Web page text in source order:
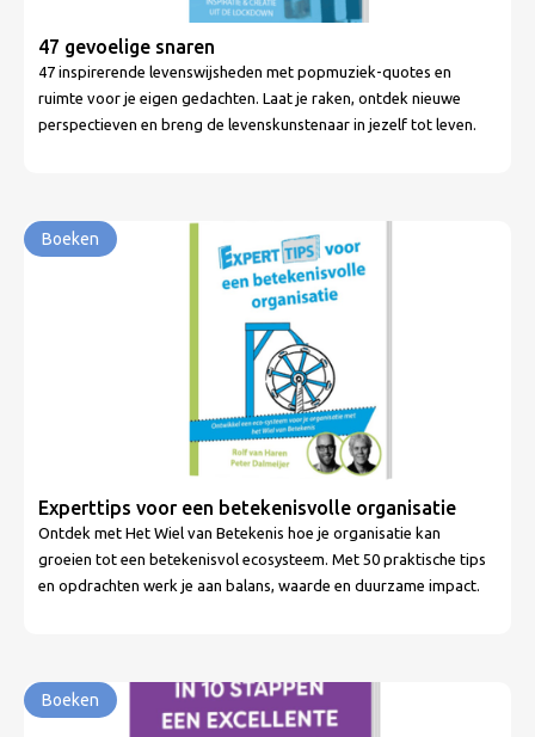
47 gevoelige snaren
47 inspirerende levenswijsheden met popmuziek-quotes en
ruimte voor je eigen gedachten. Laat je raken, ontdek nieuwe
perspectieven en breng de levenskunstenaar in jezelf tot leven.
Experttips voor een betekenisvolle organisatie
Ontdek met Het Wiel van Betekenis hoe je organisatie kan
groeien tot een betekenisvol ecosysteem. Met 50 praktische tips
en opdrachten werk je aan balans, waarde en duurzame impact.
Boeken
Boeken